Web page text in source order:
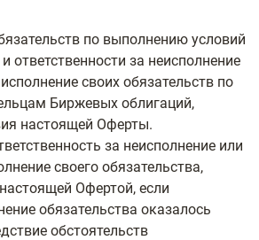
по выполнению условий
ответственности за неисполнение
своих обязательств по
Биржевых облигаций,
настоящей Оферты.
за неисполнение или
своего обязательства,
Офертой, если
обязательства оказалось
обстоятельств